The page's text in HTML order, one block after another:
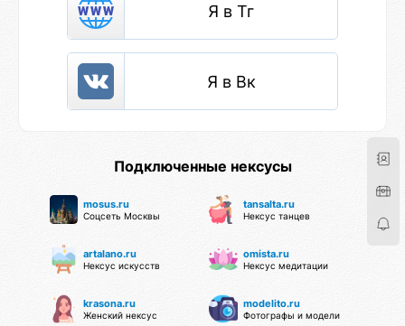
Я в Тг
Я в Вк
Подключенные нексусы
mosus.ru
Соцсеть Москвы
tansalta.ru
Нексус танцев
artalano.ru
Нексус искусств
omista.ru
Нексус медитации
krasona.ru
Женский нексус
modelito.ru
Фотографы и модели